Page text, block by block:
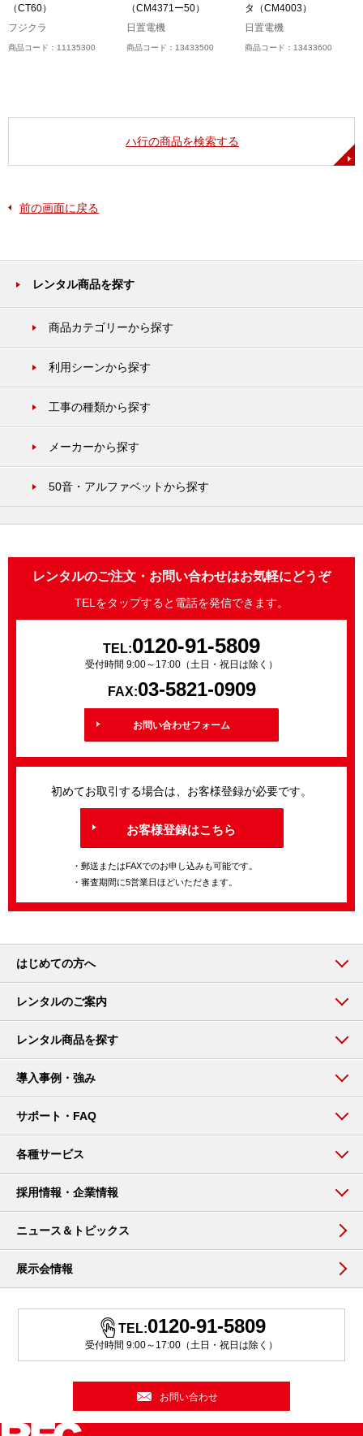
（CT60）
フジクラ
商品コード：11135300
（CM4371ー50）
日置電機
商品コード：13433500
タ（CM4003）
日置電機
商品コード：13433600
ハ行の商品を検索する
前の画面に戻る
レンタル商品を探す
商品カテゴリーから探す
利用シーンから探す
工事の種類から探す
メーカーから探す
50音・アルファベットから探す
レンタルのご注文・お問い合わせはお気軽にどうぞ
TELをタップすると電話を発信できます。
TEL:0120-91-5809
受付時間 9:00～17:00（土日・祝日は除く）
FAX:03-5821-0909
お問い合わせフォーム
初めてお取引する場合は、お客様登録が必要です。
お客様登録はこちら
・郵送またはFAXでのお申し込みも可能です。
・審査期間に5営業日ほどいただきます。
はじめての方へ
レンタルのご案内
レンタル商品を探す
導入事例・強み
サポート・FAQ
各種サービス
採用情報・企業情報
ニュース＆トピックス
展示会情報
TEL:0120-91-5809
受付時間 9:00～17:00（土日・祝日は除く）
お問い合わせ